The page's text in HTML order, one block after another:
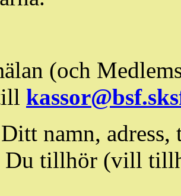
(och
namn,
Du tillhör (vill